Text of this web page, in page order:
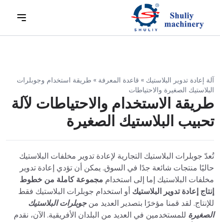
آلة إعادة تدوير البلاستيك » قاعدة المعرفة » طريقة استخدام وجوبلرات
البلاستيك الصغيرة والاحتياطات
طريقة الاستخدام والاحتياطات لآلة
تحبيب البلاستيك الصغيرة
تُعدّ جوبلرات البلاستيك التجارية لإعادة تدوير مخلفات البلاستيك
حاليًا منتجات شائعة جدًا في السوق. يمكن أن تؤدي إعادة تدوير
مخلفات البلاستيك إما إلى استخدام مجموعة كاملة من خطوط
إنتاج إعادة تدوير البلاستيك أو استخدام جوبلرات البلاستيك فقط
للإنتاج. لقد قمنا مؤخرًا بتصدير العديد منجوبلرات البلاستيك
الصغيرة للمستخدمين في العديد من البلدان الأفريقية. الآن، نقدم